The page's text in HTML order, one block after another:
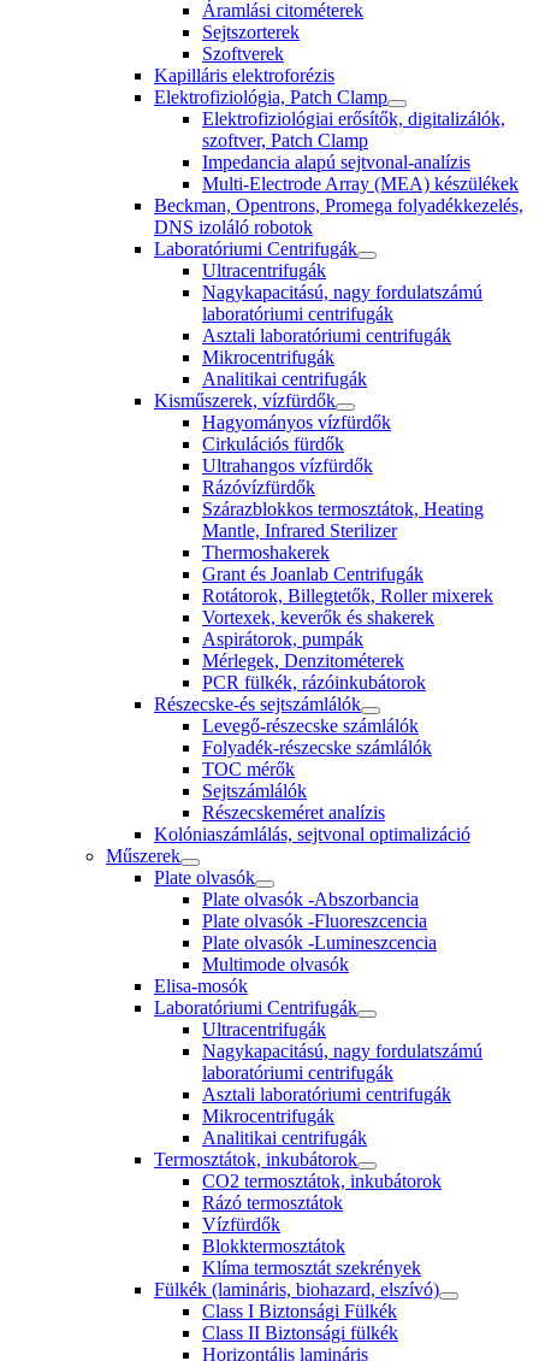
Áramlási citométerek
Sejtszorterek
Szoftverek
Kapilláris elektroforézis
Elektrofiziológia, Patch Clamp
Elektrofiziológiai erősítők, digitalizálók,
szoftver, Patch Clamp
Impedancia alapú sejtvonal-analízis
Multi-Electrode Array (MEA) készülékek
Beckman, Opentrons, Promega folyadékkezelés,
DNS izoláló robotok
Laboratóriumi Centrifugák
Ultracentrifugák
Nagykapacitású, nagy fordulatszámú
laboratóriumi centrifugák
Asztali laboratóriumi centrifugák
Mikrocentrifugák
Analitikai centrifugák
Kisműszerek, vízfürdők
Hagyományos vízfürdők
Cirkulációs fürdők
Ultrahangos vízfürdők
Rázóvízfürdők
Szárazblokkos termosztátok, Heating
Mantle, Infrared Sterilizer
Thermoshakerek
Grant és Joanlab Centrifugák
Rotátorok, Billegtetők, Roller mixerek
Vortexek, keverők és shakerek
Aspirátorok, pumpák
Mérlegek, Denzitométerek
PCR fülkék, rázóinkubátorok
Részecske-és sejtszámlálók
Levegő-részecske számlálók
Folyadék-részecske számlálók
TOC mérők
Sejtszámlálók
Részecskeméret analízis
Kolóniaszámlálás, sejtvonal optimalizáció
Műszerek
Plate olvasók
Plate olvasók -Abszorbancia
Plate olvasók -Fluoreszcencia
Plate olvasók -Lumineszcencia
Multimode olvasók
Elisa-mosók
Laboratóriumi Centrifugák
Ultracentrifugák
Nagykapacitású, nagy fordulatszámú
laboratóriumi centrifugák
Asztali laboratóriumi centrifugák
Mikrocentrifugák
Analitikai centrifugák
Termosztátok, inkubátorok
CO2 termosztátok, inkubátorok
Rázó termosztátok
Vízfürdők
Blokktermosztátok
Klíma termosztát szekrények
Fülkék (lamináris, biohazard, elszívó)
Class I Biztonsági Fülkék
Class II Biztonsági fülkék
Horizontális lamináris